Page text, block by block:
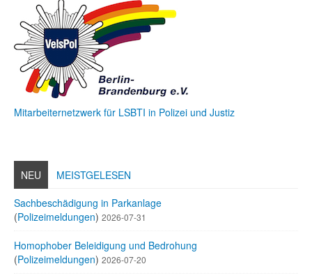
Mitarbeiternetzwerk für LSBTI in Polizei und Justiz
NEU
MEISTGELESEN
Sachbeschädigung in Parkanlage
(Polizeimeldungen) 2026-07-31
Homophober Beleidigung und Bedrohung
(Polizeimeldungen) 2026-07-20